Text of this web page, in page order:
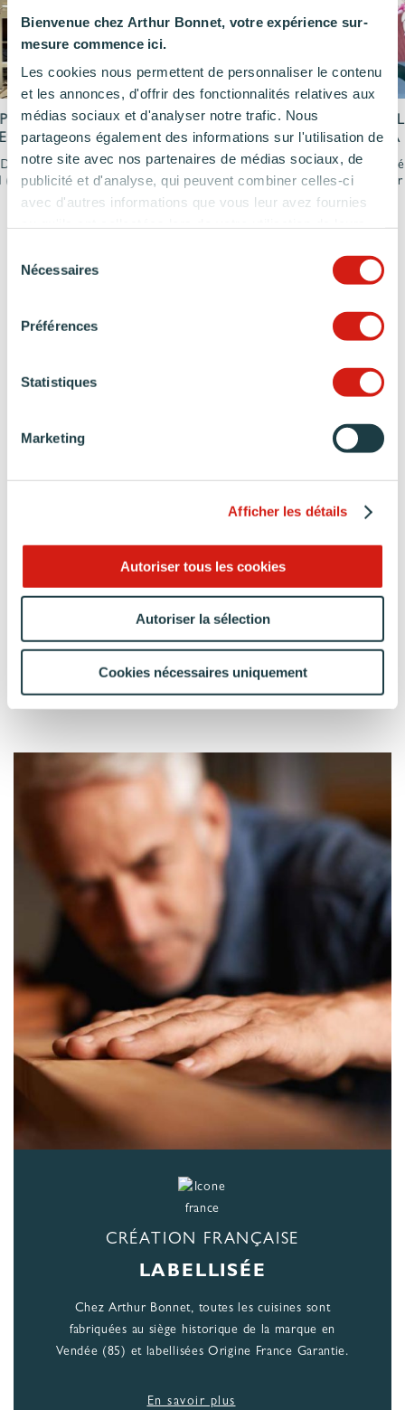
Bienvenue chez Arthur Bonnet, votre expérience sur-
mesure commence ici.
Les cookies nous permettent de personnaliser le contenu
et les annonces, d'offrir des fonctionnalités relatives aux
médias sociaux et d'analyser notre trafic. Nous
partageons également des informations sur l'utilisation de
notre site avec nos partenaires de médias sociaux, de
publicité et d'analyse, qui peuvent combiner celles-ci
avec d'autres informations que vous leur avez fournies
Nécessaires
Préférences
Statistiques
Marketing
Afficher les détails
Autoriser tous les cookies
Autoriser la sélection
Cookies nécessaires uniquement
CHIC
(53)
CUISINE AVEC ÎLOT MARBRE ET
NICHES EN BOIS À FRÉJUS
CUISINE
ZELLIGE À
Quelles sont les
cuisine en 2023 ?
Quelles sont les
cuisine en 2022 ?
CRÉATION FRANÇAISE
LABELLISÉE
Chez Arthur Bonnet, toutes les cuisines sont
fabriquées au siège historique de la marque en
Vendée (85) et labellisées Origine France Garantie.
En savoir plus